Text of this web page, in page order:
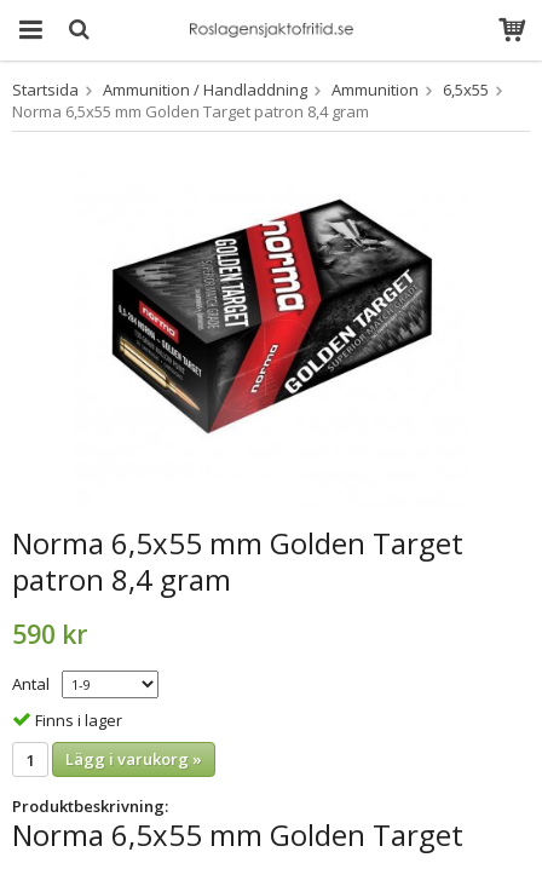
Produkten har blivit
tillagd i varukorgen
Startsida Ammunition / Handladdning Ammunition
6,5x55
Norma 6,5x55 mm Golden Target patron 8,4 gram
Norma 6,5x55 mm Golden Target
patron 8,4 gram
590 kr
Antal
Finns i lager
Lägg i varukorg »
Produktbeskrivning:
Norma 6,5x55 mm Golden Target